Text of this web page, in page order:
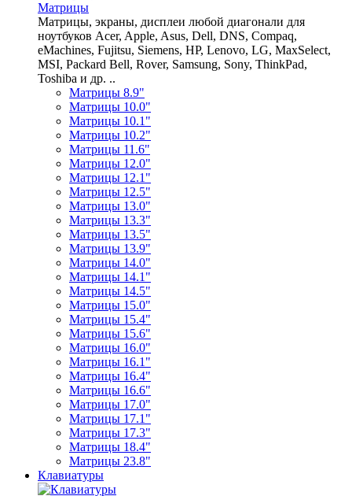
Матрицы
Матрицы, экраны, дисплеи любой диагонали для
ноутбуков Acer, Apple, Asus, Dell, DNS, Compaq,
eMachines, Fujitsu, Siemens, HP, Lenovo, LG, MaxSelect,
MSI, Packard Bell, Rover, Samsung, Sony, ThinkPad,
Toshiba и др. ..
Матрицы 8.9"
Матрицы 10.0"
Матрицы 10.1"
Матрицы 10.2"
Матрицы 11.6"
Матрицы 12.0"
Матрицы 12.1"
Матрицы 12.5"
Матрицы 13.0"
Матрицы 13.3"
Матрицы 13.5"
Матрицы 13.9"
Матрицы 14.0"
Матрицы 14.1"
Матрицы 14.5"
Матрицы 15.0"
Матрицы 15.4"
Матрицы 15.6"
Матрицы 16.0"
Матрицы 16.1"
Матрицы 16.4"
Матрицы 16.6"
Матрицы 17.0"
Матрицы 17.1"
Матрицы 17.3"
Матрицы 18.4"
Матрицы 23.8"
Клавиатуры